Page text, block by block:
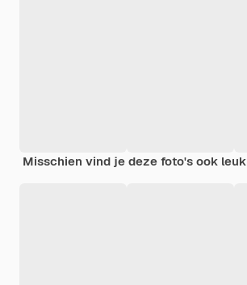
Misschien vind je deze foto's ook leuk